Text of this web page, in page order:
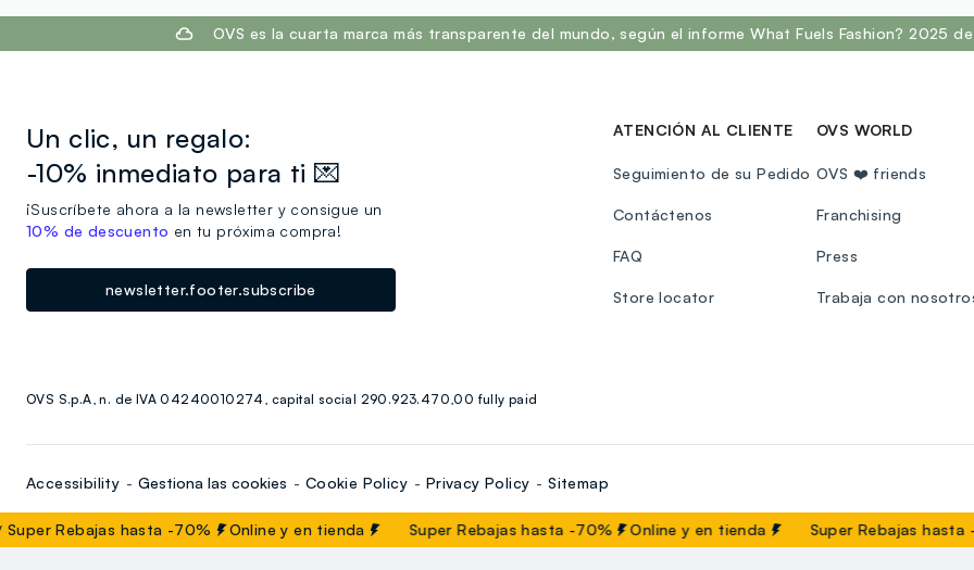
Rebajas hasta -70% Online y en tienda Super Rebajas hasta -70% Online y en tienda Super Rebajas hasta -
OVS es la cuarta marca más transparente del mundo, según el informe What Fuels Fashion? 2025
Un clic, un regalo:
-10% inmediato para ti 💌
¡Suscríbete ahora a la newsletter y consigue un
10% de descuento en tu próxima compra!
newsletter.footer.subscribe
ATENCIÓN AL CLIENTE
Seguimiento de su Pedido
Contáctenos
FAQ
Store locator
OVS WORLD
OVS ❤️ friends
Franchising
Press
Trabaja con
OVS S.p.A, n. de IVA 04240010274, capital social 290.923.470,00 fully paid
Accessibility Gestiona las cookies Cookie Policy Privacy Policy Sitemap